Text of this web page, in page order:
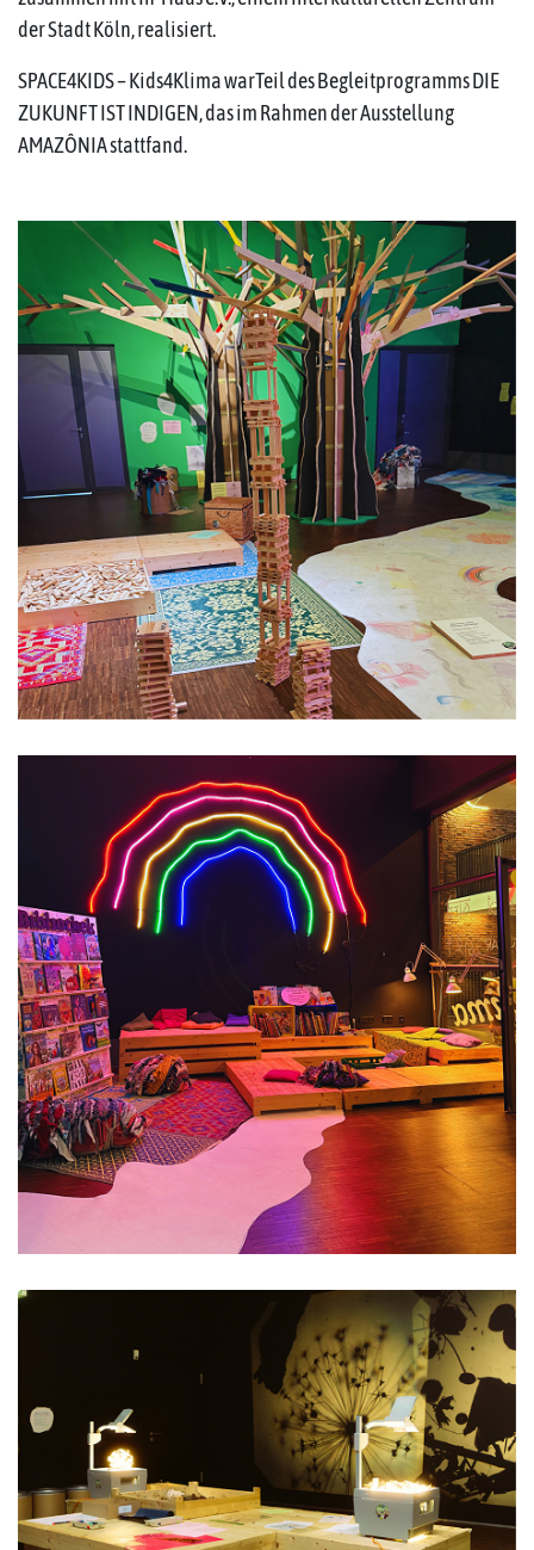
der Stadt Köln, realisiert.
SPACE4KIDS – Kids4Klima warTeil des Begleitprogramms DIE
ZUKUNFT IST INDIGEN, das im Rahmen der Ausstellung
AMAZÔNIA stattfand.